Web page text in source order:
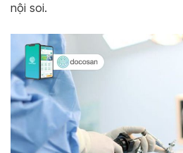
nội soi.